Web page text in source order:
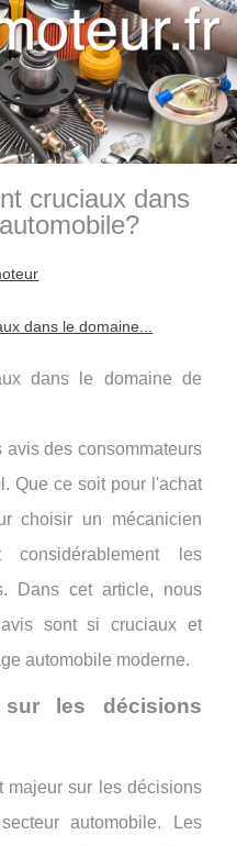
cruciaux dans
dans le domaine...
dans le domaine de
avis des consommateurs
Que ce soit pour l'achat
choisir un mécanicien
les
Dans cet article, nous
sont si cruciaux et
automobile moderne.
les décisions
majeur sur les décisions
automobile. Les